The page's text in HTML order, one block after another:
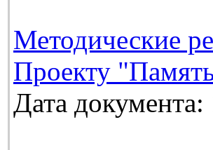
Методические
Проекту
Дата